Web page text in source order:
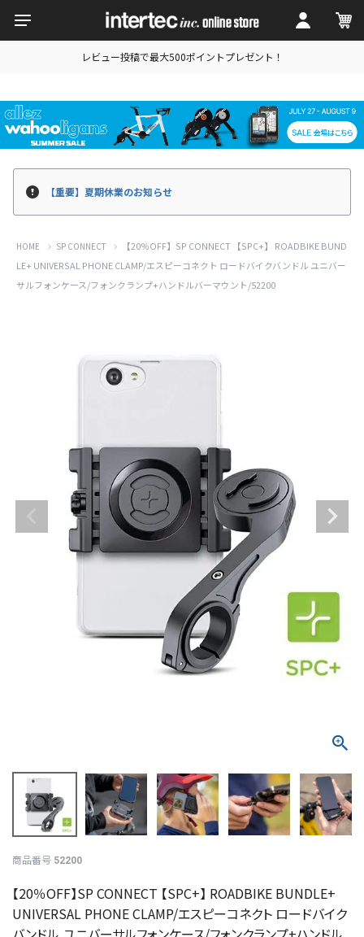
レビュー投稿で最大500ポイントプレゼント！
【重要】夏期休業のお知らせ
HOME SP CONNECT
【20％OFF】SP CONNECT 【SPC+】 ROADBIKE BUND
LE+ UNIVERSAL PHONE CLAMP/エスピーコネクト ロードバイクバンドル ユニバー
サルフォンケース/フォンクランプ+ハンドルバーマウント/52200
商品番号 52200
【20％OFF】SP CONNECT 【SPC+】 ROADBIKE BUNDLE+
UNIVERSAL PHONE CLAMP/エスピーコネクト ロードバイク